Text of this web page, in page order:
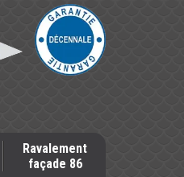
Ravalement
façade 86